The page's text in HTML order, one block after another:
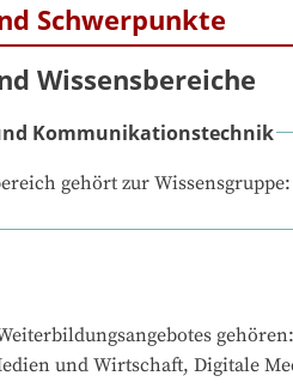
Schwerpunkte
Wissensbereiche
Kommunikationstechnik
gehört zur Wissensgruppe:
gehören:
und Wirtschaft, Digitale